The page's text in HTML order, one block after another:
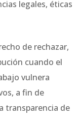
legales, éticas
de rechazar,
cuando el
vulnera
a fin de
transparencia de